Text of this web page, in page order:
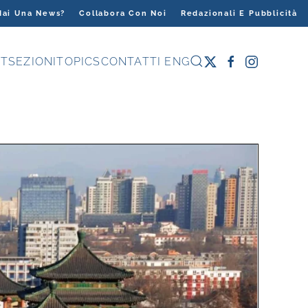
Una News? Collabora Con Noi Redazionali E Pubblicità
SEZIONITOPICSCONTATTI ENG